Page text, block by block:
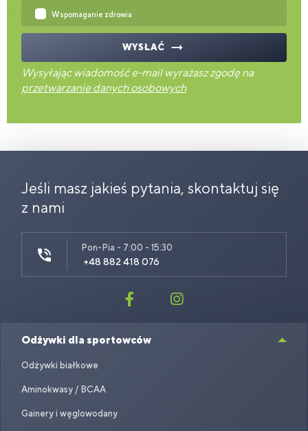
Wspomaganie zdrowia
WYSŁAĆ
Wysyłając wiadomość e-mail wyrażasz zgodę na
przetwarzanie danych osobowych
Jeśli masz jakieś pytania, skontaktuj się
z nami
Pon-Pia - 7:00 - 15:30
+48 882 418 076
Odżywki dla sportowców
Odżywki białkowe
Aminokwasy / BCAA
Gainery i węglowodany